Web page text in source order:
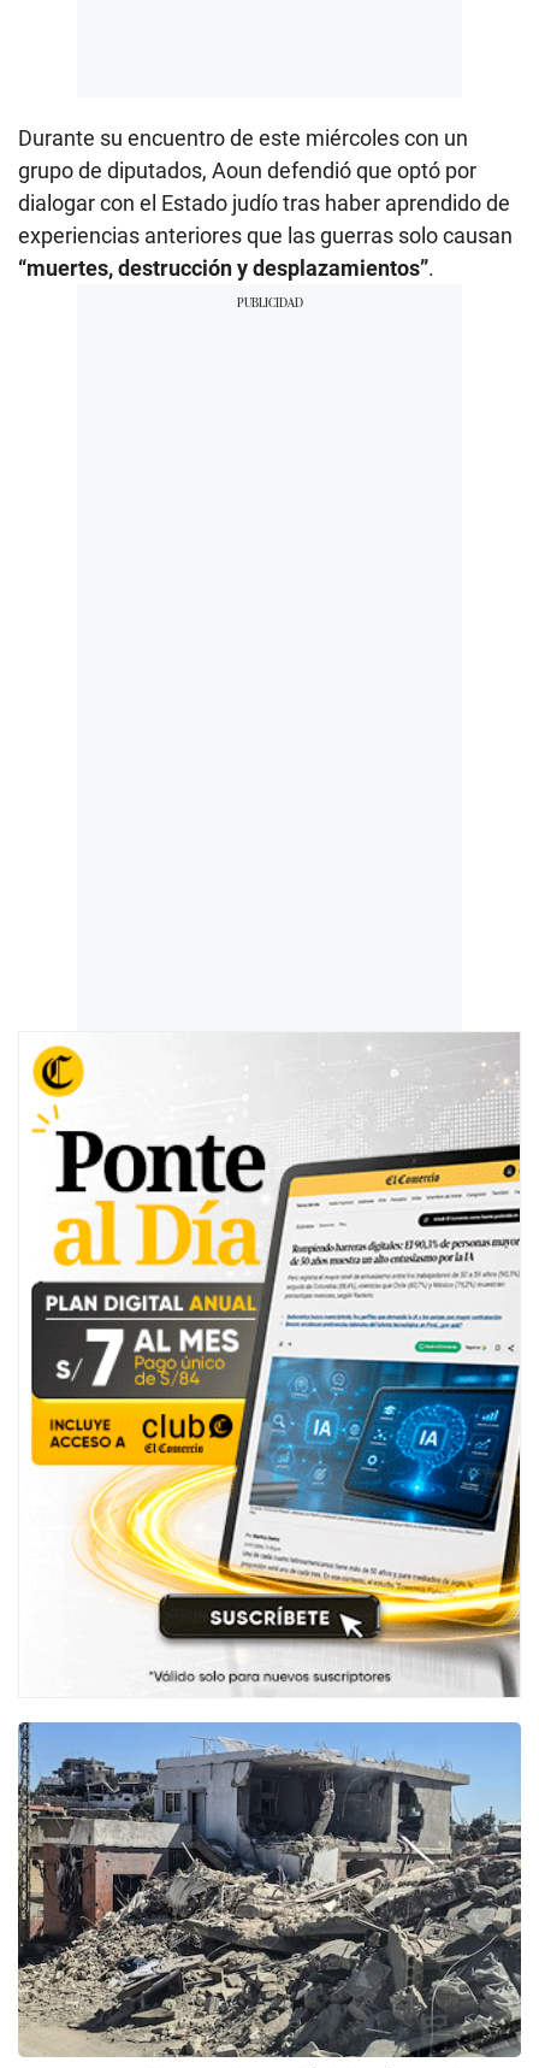
Durante su encuentro de este miércoles con un
grupo de diputados, Aoun defendió que optó por
dialogar con el Estado judío tras haber aprendido de
experiencias anteriores que las guerras solo causan
“muertes, destrucción y desplazamientos”.